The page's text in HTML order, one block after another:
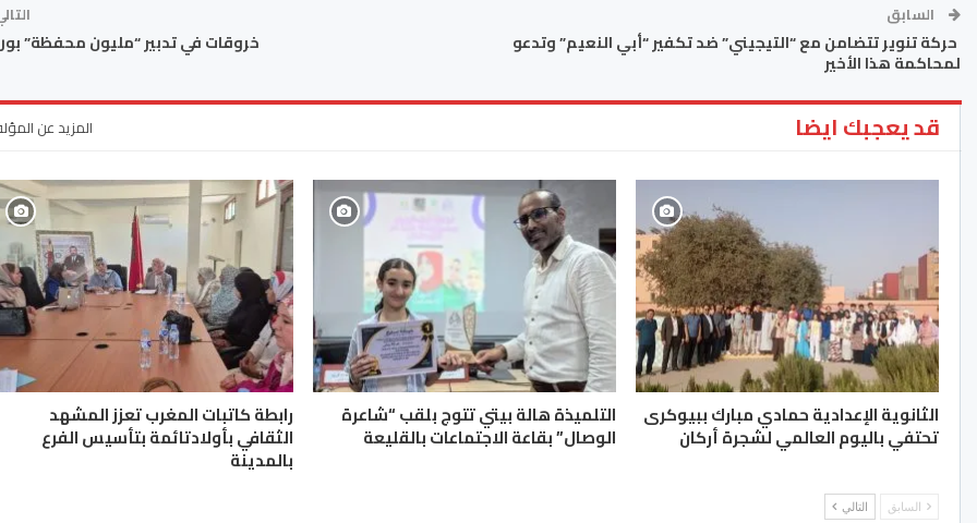
السابق
حركة تنوير تتضامن مع “التيجيني” ضد تكفير “أبي النعيم” وتدعو
لمحاكمة هذا الأخير
خروقات في تدبير “مليون محفظة”
قد يعجبك ايضا المزيد عن
الثانوية الإعدادية حمادي مبارك ببيوكرى
تحتفي باليوم العالمي لشجرة أركان
التلميذة هالة بيتي تتوج بلقب “شاعرة
الوصال” بقاعة الاجتماعات بالقليعة
رابطة كاتبات المغرب تعزز المشهد
الثقافي بأولادتائمة بتأسيس الفرع
بالمدينة
السابق التالي